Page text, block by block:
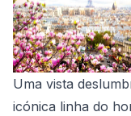
Uma vista
icónica linha do